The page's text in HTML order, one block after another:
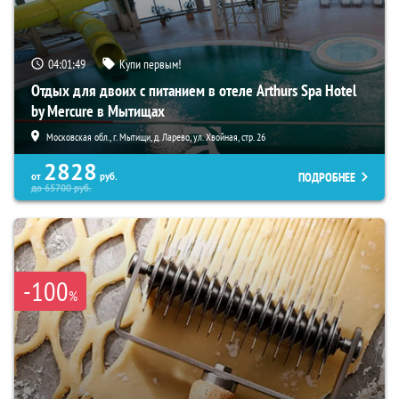
04:01:48 Купи первым!
Отдых для двоих с питанием в отеле Arthurs Spa Hotel
by Mercure в Мытищах
Московская обл., г. Мытищи, д. Ларево, ул. Хвойная, стр. 26
от 2828 руб.
до65700руб.
ПОДРОБНЕЕ
-100%